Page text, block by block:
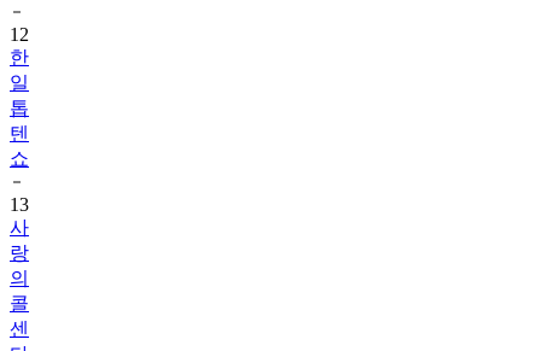
12
한
일
톱
텐
쇼
13
사
랑
의
콜
센